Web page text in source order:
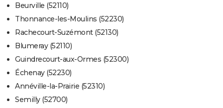
Beurville (52110)
Thonnance-les-Moulins (52230)
Rachecourt-Suzémont (52130)
Blumeray (52110)
Guindrecourt-aux-Ormes (52300)
Échenay (52230)
Annéville-la-Prairie (52310)
Semilly (52700)